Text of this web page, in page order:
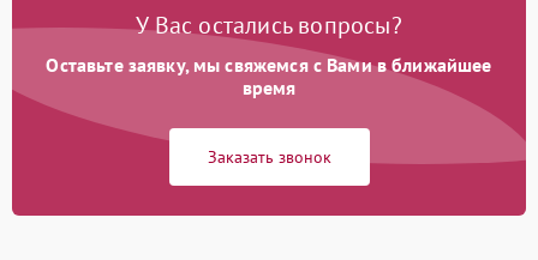
Сеть и подключения
Аудио
Сетевая
У Вас остались вопросы?
Оставьте заявку, мы свяжемся с Вами в ближайшее
время
Заказать звонок